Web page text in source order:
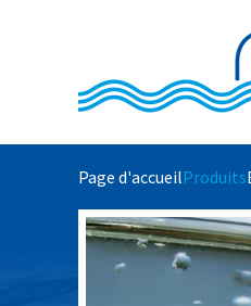
Accéder au contenu
Page d'accueilProduits